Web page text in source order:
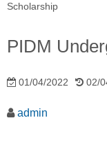
Scholarship
PIDM
01/04/2022 02/
admin